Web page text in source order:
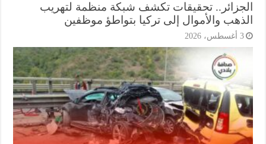
تحقيقات تكشف شبكة منظمة لتهريب
والأموال إلى تركيا بتواطؤ موظفين